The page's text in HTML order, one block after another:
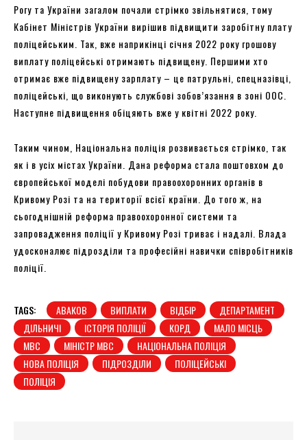
Рогу та України загалом почали стрімко звільнятися, тому
Кабінет Міністрів України вирішив підвищити заробітну плату
поліцейським. Так, вже наприкінці січня 2022 року грошову
виплату поліцейські отримають підвищену. Першими хто
отримає вже підвищену зарплату – це патрульні, спецназівці,
поліцейські, що виконують службові зобов’язання в зоні ООС.
Наступне підвищення обіцяють вже у квітні 2022 року.
Таким чином, Національна поліція розвивається стрімко, так
як і в усіх містах України. Дана реформа стала поштовхом до
європейської моделі побудови правоохоронних органів в
Кривому Розі та на території всієї країни. До того ж, на
сьогоднішній реформа правоохоронної системи та
запровадження поліції у Кривому Розі триває і надалі. Влада
удосконалює підрозділи та професійні навички співробітників
поліції.
TAGS: АВАКОВ ВИПЛАТИ ВІДБІР
ДЕПАРТАМЕНТ
ДІЛЬНИЧІ
ІСТОРІЯ ПОЛІЦІЇ КОРД
МАЛО МІСЦЬ
МВС
МІНІСТР МВС
НАЦІОНАЛЬНА ПОЛІЦІЯ
НОВА ПОЛІЦІЯ
ПІДРОЗДІЛИ
ПОЛІЦЕЙСЬКІ
ПОЛІЦІЯ